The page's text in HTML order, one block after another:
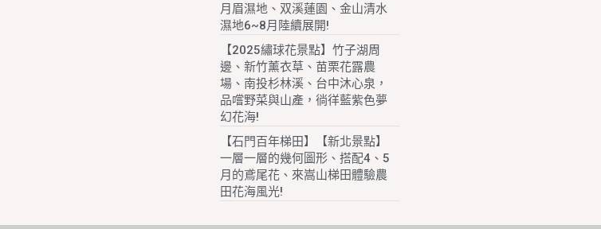
月眉濕地、双溪蓮園、金山清水
濕地6~8月陸續展開!
【2025繡球花景點】竹子湖周
邊、新竹薰衣草、苗栗花露農
場、南投杉林溪、台中沐心泉，
品嚐野菜與山產，徜徉藍紫色夢
幻花海!
【石門百年梯田】【新北景點】
一層一層的幾何圖形、搭配4、5
月的鳶尾花、來嵩山梯田體驗農
田花海風光!